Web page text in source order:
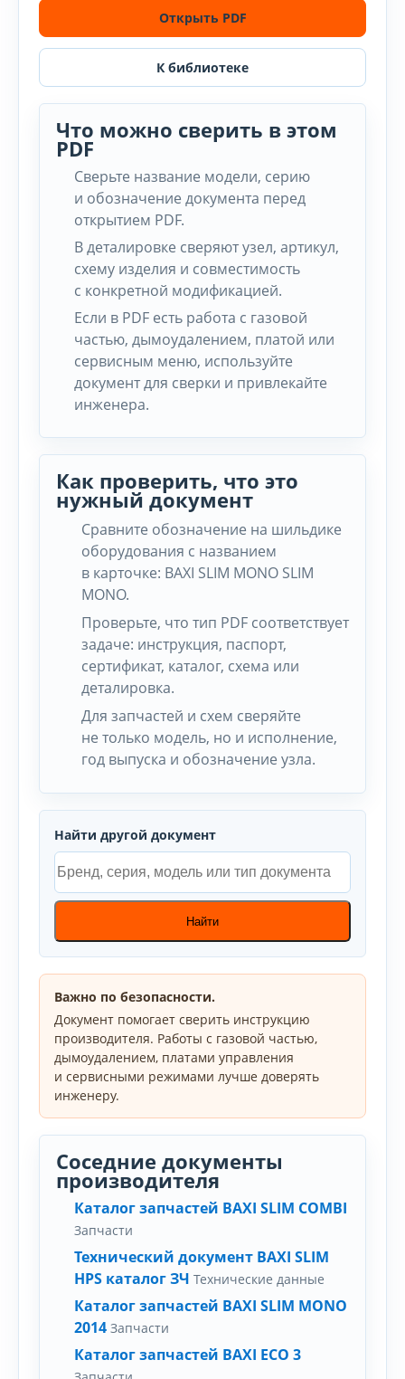
Открыть PDF
К библиотеке
Что можно сверить в этом
PDF
Сверьте название модели, серию
и обозначение документа перед
открытием PDF.
В деталировке сверяют узел, артикул,
схему изделия и совместимость
с конкретной модификацией.
Если в PDF есть работа с газовой
частью, дымоудалением, платой или
сервисным меню, используйте
документ для сверки и привлекайте
инженера.
Как проверить, что это
нужный документ
Сравните обозначение на шильдике
оборудования с названием
в карточке: BAXI SLIM MONO SLIM
MONO.
Проверьте, что тип PDF соответствует
задаче: инструкция, паспорт,
сертификат, каталог, схема или
деталировка.
Для запчастей и схем сверяйте
не только модель, но и исполнение,
год выпуска и обозначение узла.
Найти другой документ
Найти
Важно по безопасности.
Документ помогает сверить инструкцию
производителя. Работы с газовой частью,
дымоудалением, платами управления
и сервисными режимами лучше доверять
инженеру.
Соседние документы
производителя
Каталог запчастей BAXI SLIM COMBI
Запчасти
Технический документ BAXI SLIM
HPS каталог ЗЧ Технические данные
Каталог запчастей BAXI SLIM MONO
2014 Запчасти
Каталог запчастей BAXI ECO 3